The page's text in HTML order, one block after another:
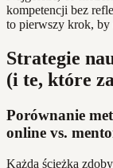
kompetencji bez
to pierwszy krok, by
Strategie
(i te, które
Porównanie
online vs.
Każda ścieżka